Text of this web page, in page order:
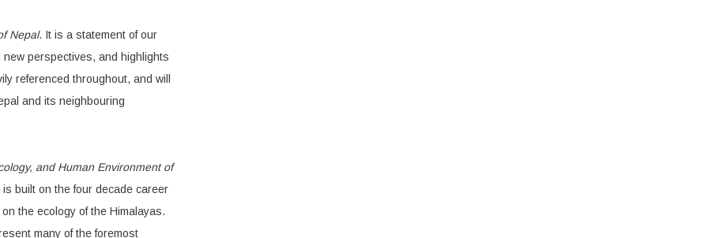
Nepal. It is a statement of our
perspectives, and highlights
referenced throughout, and will
and its neighbouring
and Human Environment of
built on the four decade career
the ecology of the Himalayas.
many of the foremost